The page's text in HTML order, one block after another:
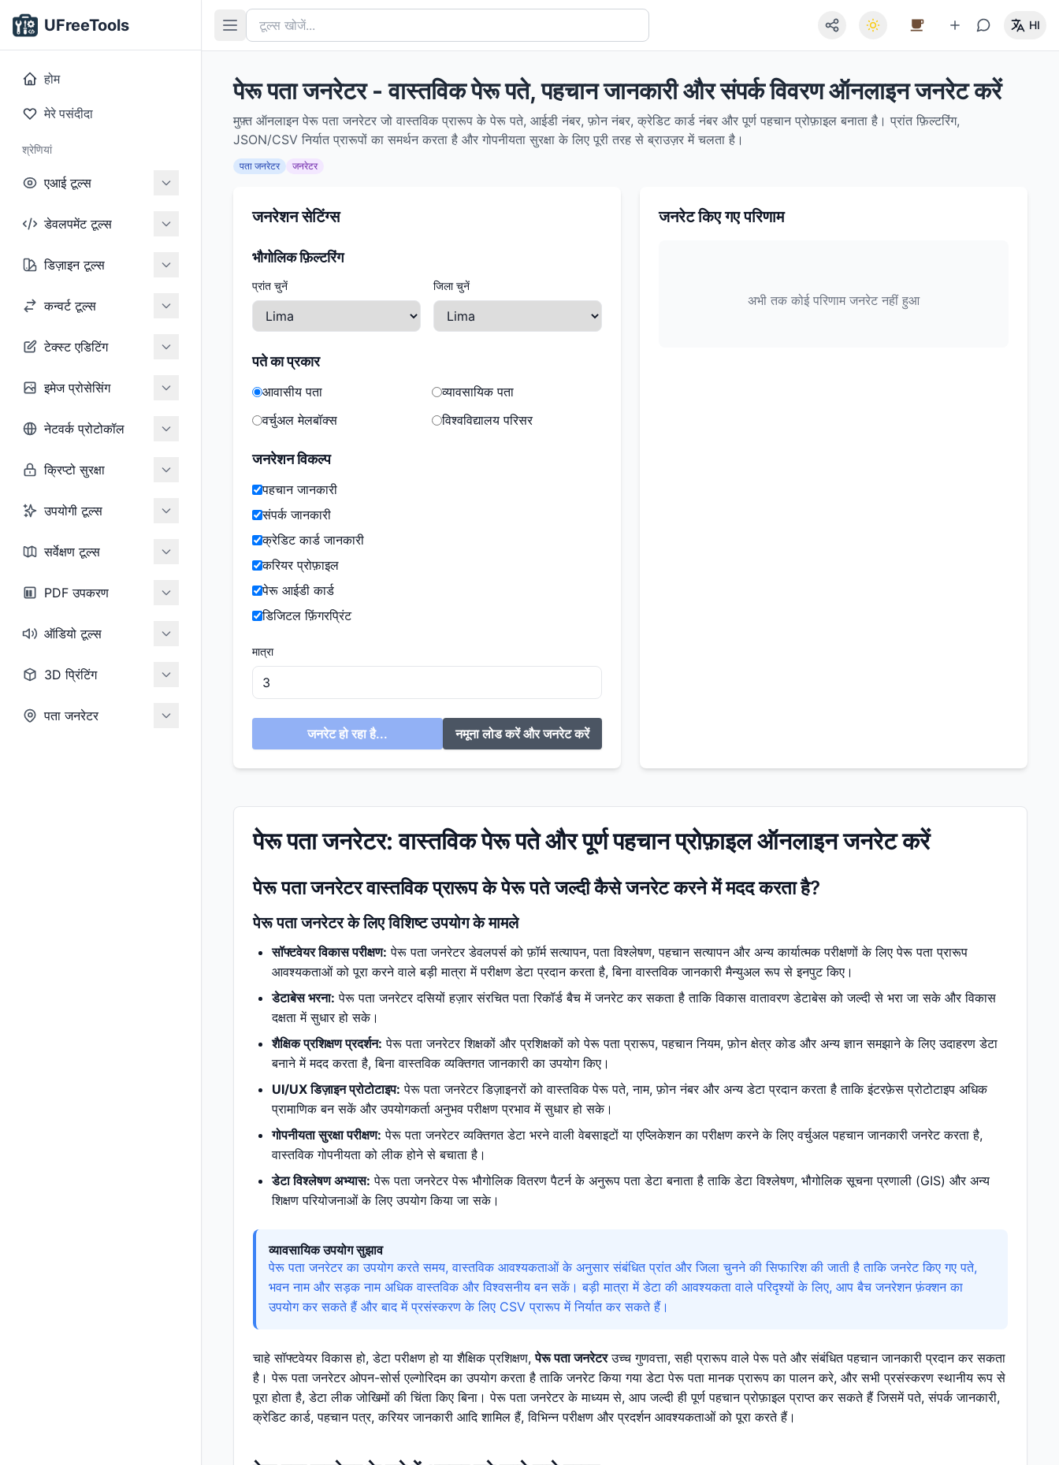
UFreeTools
होम
मेरे पसंदीदा
श्रेणियां
एआई टूल्स
डेवलपमेंट टूल्स
डिज़ाइन टूल्स
कन्वर्ट टूल्स
टेक्स्ट एडिटिंग
इमेज प्रोसेसिंग
नेटवर्क प्रोटोकॉल
क्रिप्टो सुरक्षा
उपयोगी टूल्स
सर्वेक्षण टूल्स
PDF उपकरण
ऑडियो टूल्स
3D प्रिंटिंग
पता जनरेटर
HI
पेरू पता जनरेटर - वास्तविक पेरू पते, पहचान जानकारी और संपर्क विवरण ऑनलाइन जनरेट करें
मुफ़्त ऑनलाइन पेरू पता जनरेटर जो वास्तविक प्रारूप के पेरू पते, आईडी नंबर, फ़ोन नंबर, क्रेडिट कार्ड नंबर और पूर्ण पहचान प्रोफ़ाइल बनाता है। प्रांत फ़िल्टरिंग,
JSON/CSV निर्यात प्रारूपों का समर्थन करता है और गोपनीयता सुरक्षा के लिए पूरी तरह से ब्राउज़र में चलता है।
पता जनरेटर जनरेटर
जनरेशन सेटिंग्स
भौगोलिक फ़िल्टरिंग
प्रांत चुनें जिला चुनें
पते का प्रकार
आवासीय पता
व्यावसायिक पता
वर्चुअल मेलबॉक्स
विश्वविद्यालय परिसर
जनरेशन विकल्प
पहचान जानकारी
संपर्क जानकारी
क्रेडिट कार्ड जानकारी
करियर प्रोफ़ाइल
पेरू आईडी कार्ड
डिजिटल फ़िंगरप्रिंट
मात्रा
जनरेट हो रहा है... नमूना लोड करें और जनरेट करें
जनरेट किए गए परिणाम
अभी तक कोई परिणाम जनरेट नहीं हुआ
पेरू पता जनरेटर: वास्तविक पेरू पते और पूर्ण पहचान प्रोफ़ाइल ऑनलाइन जनरेट करें
पेरू पता जनरेटर वास्तविक प्रारूप के पेरू पते जल्दी कैसे जनरेट करने में मदद करता है?
पेरू पता जनरेटर के लिए विशिष्ट उपयोग के मामले
सॉफ्टवेयर विकास परीक्षण: पेरू पता जनरेटर डेवलपर्स को फ़ॉर्म सत्यापन, पता विश्लेषण, पहचान सत्यापन और अन्य कार्यात्मक परीक्षणों के लिए पेरू पता प्रारूप
आवश्यकताओं को पूरा करने वाले बड़ी मात्रा में परीक्षण डेटा प्रदान करता है, बिना वास्तविक जानकारी मैन्युअल रूप से इनपुट किए।
डेटाबेस भरना: पेरू पता जनरेटर दसियों हज़ार संरचित पता रिकॉर्ड बैच में जनरेट कर सकता है ताकि विकास वातावरण डेटाबेस को जल्दी से भरा जा सके और विकास
दक्षता में सुधार हो सके।
शैक्षिक प्रशिक्षण प्रदर्शन: पेरू पता जनरेटर शिक्षकों और प्रशिक्षकों को पेरू पता प्रारूप, पहचान नियम, फ़ोन क्षेत्र कोड और अन्य ज्ञान समझाने के लिए उदाहरण डेटा
बनाने में मदद करता है, बिना वास्तविक व्यक्तिगत जानकारी का उपयोग किए।
UI/UX डिज़ाइन प्रोटोटाइप: पेरू पता जनरेटर डिज़ाइनरों को वास्तविक पेरू पते, नाम, फ़ोन नंबर और अन्य डेटा प्रदान करता है ताकि इंटरफ़ेस प्रोटोटाइप अधिक
प्रामाणिक बन सकें और उपयोगकर्ता अनुभव परीक्षण प्रभाव में सुधार हो सके।
गोपनीयता सुरक्षा परीक्षण: पेरू पता जनरेटर व्यक्तिगत डेटा भरने वाली वेबसाइटों या एप्लिकेशन का परीक्षण करने के लिए वर्चुअल पहचान जानकारी जनरेट करता है,
वास्तविक गोपनीयता को लीक होने से बचाता है।
डेटा विश्लेषण अभ्यास: पेरू पता जनरेटर पेरू भौगोलिक वितरण पैटर्न के अनुरूप पता डेटा बनाता है ताकि डेटा विश्लेषण, भौगोलिक सूचना प्रणाली (GIS) और अन्य
शिक्षण परियोजनाओं के लिए उपयोग किया जा सके।
व्यावसायिक उपयोग सुझाव
पेरू पता जनरेटर का उपयोग करते समय, वास्तविक आवश्यकताओं के अनुसार संबंधित प्रांत और जिला चुनने की सिफारिश की जाती है ताकि जनरेट किए गए पते,
भवन नाम और सड़क नाम अधिक वास्तविक और विश्वसनीय बन सकें। बड़ी मात्रा में डेटा की आवश्यकता वाले परिदृश्यों के लिए, आप बैच जनरेशन फ़ंक्शन का
उपयोग कर सकते हैं और बाद में प्रसंस्करण के लिए CSV प्रारूप में निर्यात कर सकते हैं।
चाहे सॉफ्टवेयर विकास हो, डेटा परीक्षण हो या शैक्षिक प्रशिक्षण,पेरू पता जनरेटरउच्च गुणवत्ता, सही प्रारूप वाले पेरू पते और संबंधित पहचान जानकारी प्रदान कर सकता
है। पेरू पता जनरेटर ओपन-सोर्स एल्गोरिदम का उपयोग करता है ताकि जनरेट किया गया डेटा पेरू पता मानक प्रारूप का पालन करे, और सभी प्रसंस्करण स्थानीय रूप से
पूरा होता है, डेटा लीक जोखिमों की चिंता किए बिना। पेरू पता जनरेटर के माध्यम से, आप जल्दी ही पूर्ण पहचान प्रोफ़ाइल प्राप्त कर सकते हैं जिसमें पते, संपर्क जानकारी,
क्रेडिट कार्ड, पहचान पत्र, करियर जानकारी आदि शामिल हैं, विभिन्न परीक्षण और प्रदर्शन आवश्यकताओं को पूरा करते हैं।